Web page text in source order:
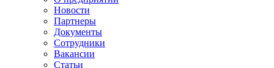
Новости
Партнеры
Документы
Сотрудники
Вакансии
Статьи